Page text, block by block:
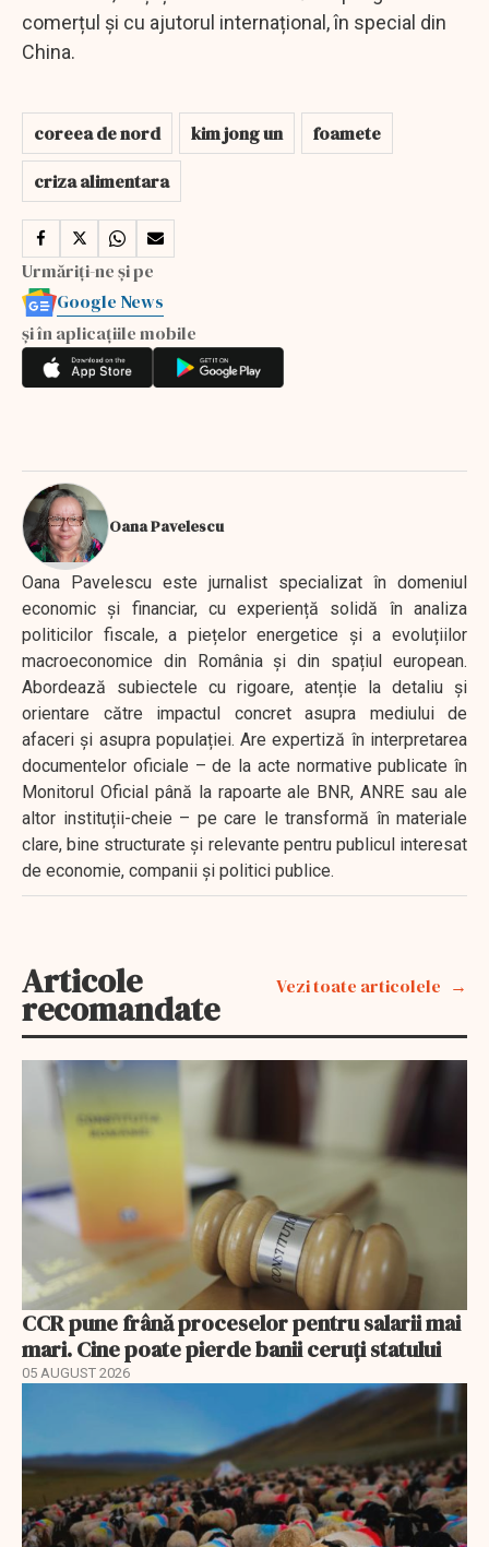
comerțul și cu ajutorul internațional, în special din
China.
coreea de nord kim jong un
foamete
criza alimentara
Urmăriți-ne și pe
Google News
și în aplicațiile mobile
Oana Pavelescu
Oana Pavelescu este jurnalist specializat în domeniul
economic și financiar, cu experiență solidă în analiza
politicilor fiscale, a piețelor energetice și a evoluțiilor
macroeconomice din România și din spațiul european.
Abordează subiectele cu rigoare, atenție la detaliu și
orientare către impactul concret asupra mediului de
afaceri și asupra populației. Are expertiză în interpretarea
documentelor oficiale – de la acte normative publicate în
Monitorul Oficial până la rapoarte ale BNR, ANRE sau ale
altor instituții-cheie – pe care le transformă în materiale
clare, bine structurate și relevante pentru publicul interesat
de economie, companii și politici publice.
Articole
recomandate
Vezi toate articolele
CCR pune frână proceselor pentru salarii mai
mari. Cine poate pierde banii ceruți statului
05 AUGUST 2026